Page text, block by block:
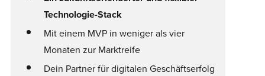
Technologie-Stack
Mit einem MVP in weniger als vier
Monaten zur Marktreife
Dein Partner für digitalen Geschäftserfolg